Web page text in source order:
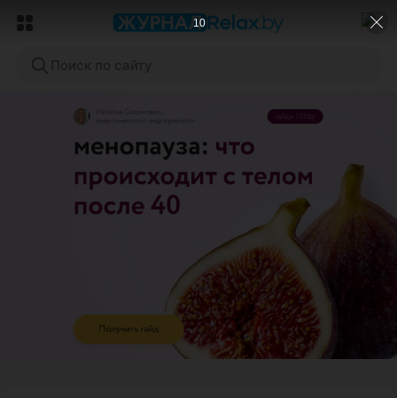
ЭФФЕКТИВНАЯ РЕКЛАМА НА САЙТЕ
8